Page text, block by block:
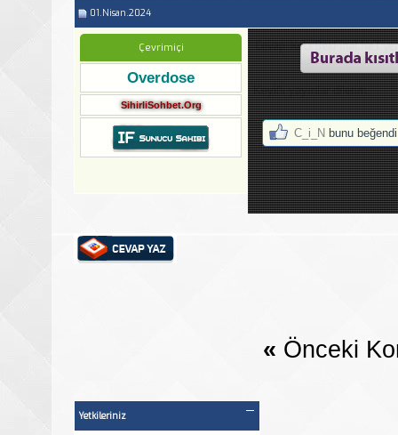
01.Nisan.2024
Çevrimiçi
Overdose
SihirliSohbet.Org
Cevap: KeLeBekFinal.NeT
Keyifli yayınlar dilerim
C_i_N bunu
« Önceki
Yetkileriniz